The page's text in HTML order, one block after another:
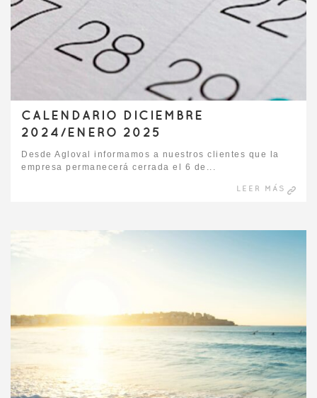
CALENDARIO DICIEMBRE
2024/ENERO 2025
Desde Agloval informamos a nuestros clientes que la
empresa permanecerá cerrada el 6 de...
LEER MÁS